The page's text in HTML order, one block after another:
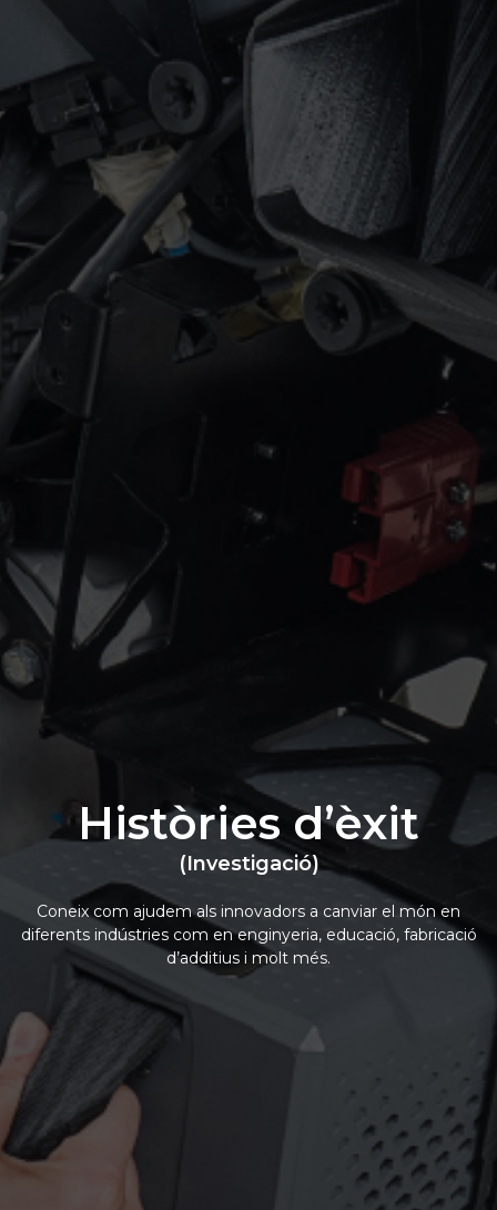
Històries d’èxit
(Investigació)
Coneix com ajudem als innovadors a canviar el món en
diferents indústries com en enginyeria, educació, fabricació
d’additius i molt més.